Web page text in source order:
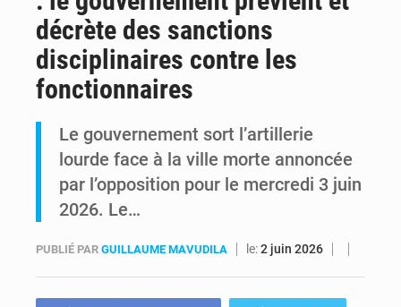
décrète des sanctions
disciplinaires contre les
fonctionnaires
Le gouvernement sort l’artillerie
lourde face à la ville morte annoncée
par l’opposition pour le mercredi 3 juin
2026. Le…
PUBLIÉ PAR GUILLAUME MAVUDILA le:2 juin 2026